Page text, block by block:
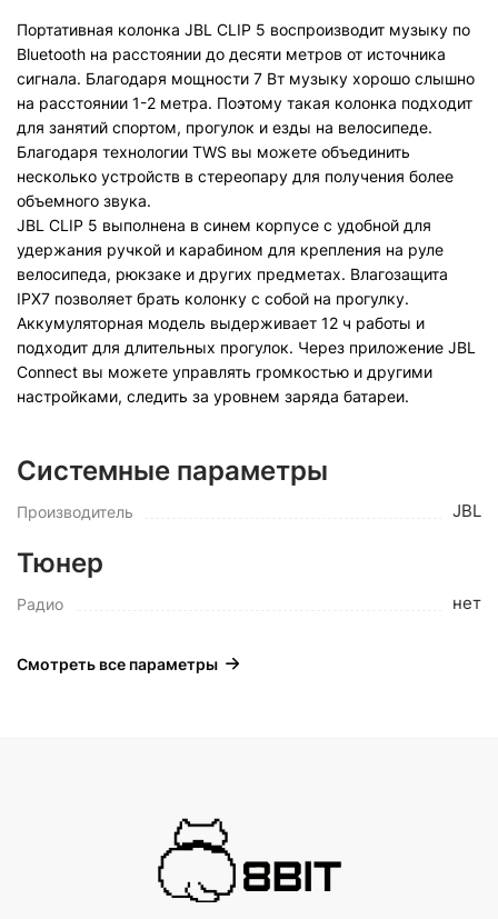
Портативная колонка JBL CLIP 5 воспроизводит музыку по
Bluetooth на расстоянии до десяти метров от источника
сигнала. Благодаря мощности 7 Вт музыку хорошо слышно
на расстоянии 1-2 метра. Поэтому такая колонка подходит
для занятий спортом, прогулок и езды на велосипеде.
Благодаря технологии TWS вы можете объединить
несколько устройств в стереопару для получения более
объемного звука.
JBL CLIP 5 выполнена в синем корпусе с удобной для
удержания ручкой и карабином для крепления на руле
велосипеда, рюкзаке и других предметах. Влагозащита
IPX7 позволяет брать колонку с собой на прогулку.
Аккумуляторная модель выдерживает 12 ч работы и
подходит для длительных прогулок. Через приложение JBL
Connect вы можете управлять громкостью и другими
настройками, следить за уровнем заряда батареи.
Системные параметры
Производитель JBL
Тюнер
Радио нет
Смотреть все параметры